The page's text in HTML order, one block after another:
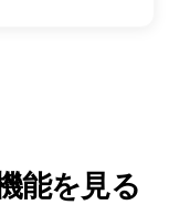
能を見る